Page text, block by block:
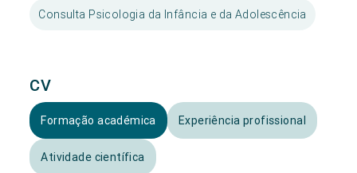
Consulta Psicologia da Infância e da Adolescência
CV
Formação académica Experiência profissional
Atividade científica